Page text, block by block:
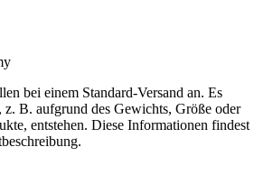
bei einem Standard-Versand an. Es
B. aufgrund des Gewichts, Größe oder
entstehen. Diese Informationen findest